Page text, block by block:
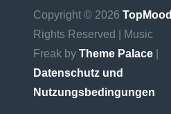
Copyright © 2026 TopMood
Rights Reserved | Music
Freak by Theme Palace
Datenschutz und
Nutzungsbedingungen